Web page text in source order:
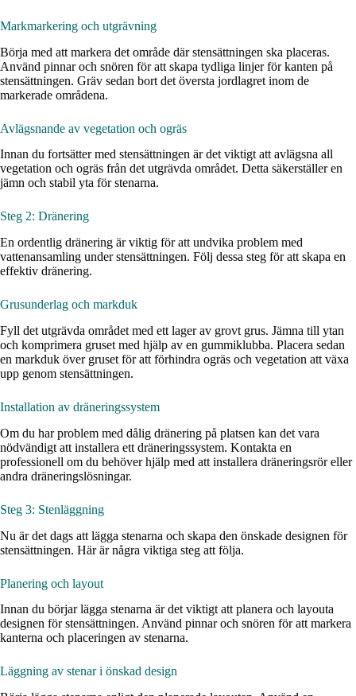
Markmarkering och utgrävning
Börja med att markera det område där stensättningen ska placeras.
Använd pinnar och snören för att skapa tydliga linjer för kanten på
stensättningen. Gräv sedan bort det översta jordlagret inom de
markerade områdena.
Avlägsnande av vegetation och ogräs
Innan du fortsätter med stensättningen är det viktigt att avlägsna all
vegetation och ogräs från det utgrävda området. Detta säkerställer en
jämn och stabil yta för stenarna.
Steg 2: Dränering
En ordentlig dränering är viktig för att undvika problem med
vattenansamling under stensättningen. Följ dessa steg för att skapa en
effektiv dränering.
Grusunderlag och markduk
Fyll det utgrävda området med ett lager av grovt grus. Jämna till ytan
och komprimera gruset med hjälp av en gummiklubba. Placera sedan
en markduk över gruset för att förhindra ogräs och vegetation att växa
upp genom stensättningen.
Installation av dräneringssystem
Om du har problem med dålig dränering på platsen kan det vara
nödvändigt att installera ett dräneringssystem. Kontakta en
professionell om du behöver hjälp med att installera dräneringsrör eller
andra dräneringslösningar.
Steg 3: Stenläggning
Nu är det dags att lägga stenarna och skapa den önskade designen för
stensättningen. Här är några viktiga steg att följa.
Planering och layout
Innan du börjar lägga stenarna är det viktigt att planera och layouta
designen för stensättningen. Använd pinnar och snören för att markera
kanterna och placeringen av stenarna.
Läggning av stenar i önskad design